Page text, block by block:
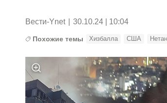
Вести-Ynet 30.10.24 | 10:04
Похожие темы Хизбалла США